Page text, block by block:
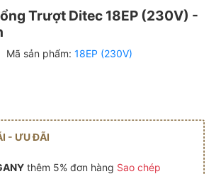
Trượt Ditec 18EP (230V) -
Mã sản phẩm: 18EP (230V)
- ƯU ĐÃI
thêm 5% đơn hàng Sao chép